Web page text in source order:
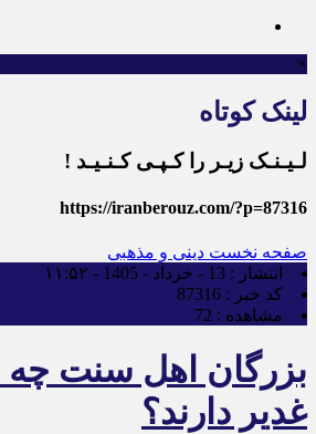
×
لینک کوتاه
لـیـنـک زیـر را کـپـی کـنـیـد !
https://iranberouz.com/?p=87316
صفحه نخست دینی و مذهبی
انتشار : 13 - خرداد - 1405 - ۱۱:۵۲
کد خبر : 87316
مشاهده : 72
بزرگان اهل سنت چه
غدیر دارند؟